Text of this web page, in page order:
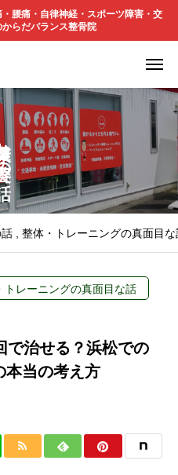
腰痛・自律神経・スポーツ障害・交
らだバランス整骨院
整体・トレーニングの真面目な
トレーニングの真面目な話
で治せる？浜松での
本当の考え方